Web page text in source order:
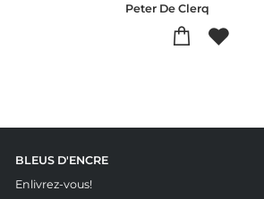
Peter De Clerq
BLEUS D'ENCRE
Enlivrez-vous!